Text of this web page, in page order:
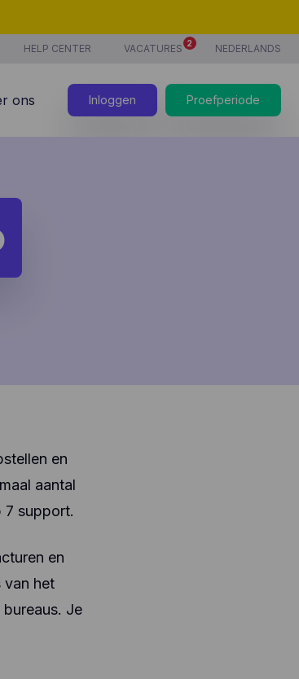
HELP CENTER VACATURES 2 NEDERLANDS
ons Inloggen Proefperiode
en
aantal
7 support.
en
van het
Je